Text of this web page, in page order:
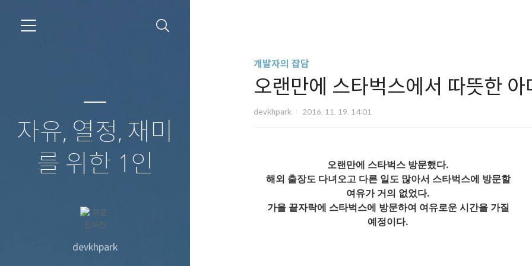
자유, 열정, 재미
를 위한 1인
devkhpark
개발자의 잡담
오랜만에 스타벅스에서 따뜻한 아
devkhpark 2016. 11. 19. 14:01
오랜만에 스타벅스 방문했다.
해외 출장도 다녀오고 다른 일도 많아서 스타벅스에 방문할
여유가 거의 없었다.
가을 끝자락에 스타벅스에 방문하여 여유로운 시간을 가질
예정이다.